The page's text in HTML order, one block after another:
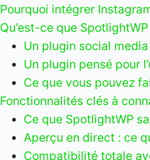
Pourquoi intégrer
Qu’est-ce que
Un plugin social
Un plugin pensé pour
Ce que vous pouvez
Fonctionnalités clés à
Ce que SpotlightWP
Aperçu en direct : ce
Compatibilité totale